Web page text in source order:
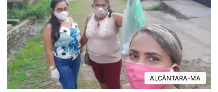
ALCÂNTARA-MA